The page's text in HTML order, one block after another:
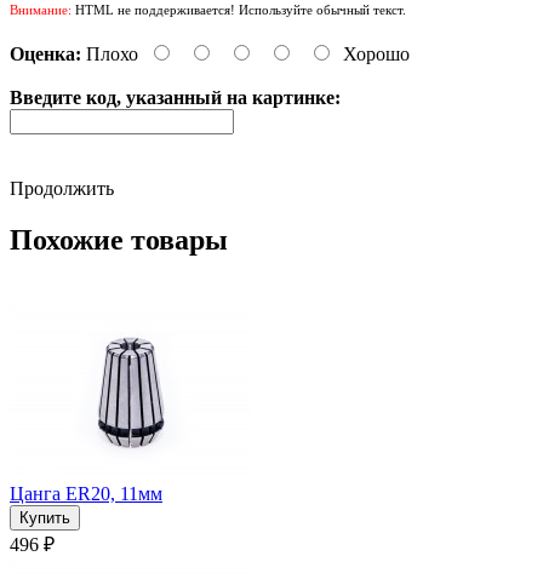
Внимание: HTML не поддерживается! Используйте обычный текст.
Оценка: Плохо Хорошо
Введите код, указанный на картинке:
Продолжить
Похожие товары
Цанга ER20, 11мм
496 ₽